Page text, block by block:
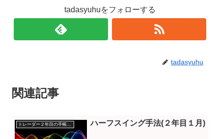
tadasyuhuをフォローする
tadasyuhu
関連記事
トレーダー２年目の手帳に書いてあることをまとめてみた ハーフスイング手法(２年目１月)